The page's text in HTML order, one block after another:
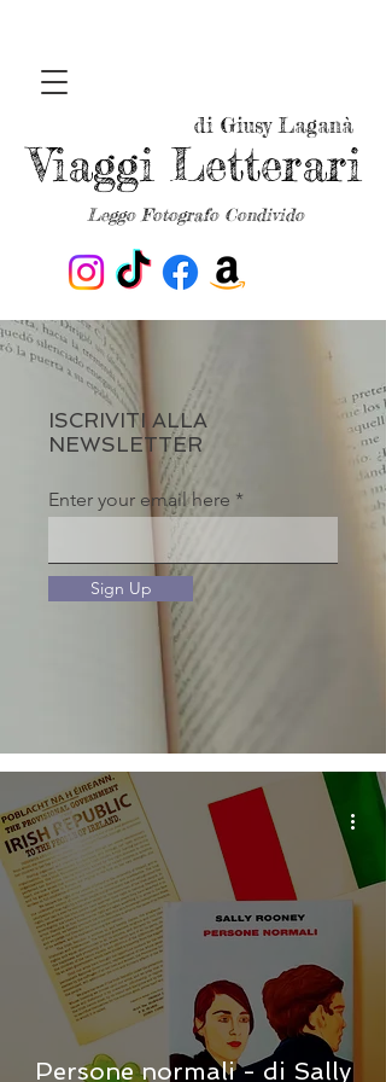
Leggo Fotografo Condivido
Viaggi Letterari
di Giusy Laganà
ISCRIVITI ALLA
NEWSLETTER
Enter your email here
Sign Up
Persone normali - di Sally